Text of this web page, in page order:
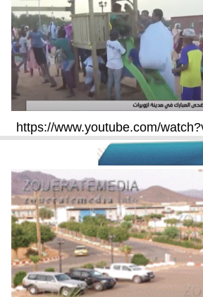
https://www.youtube.com/